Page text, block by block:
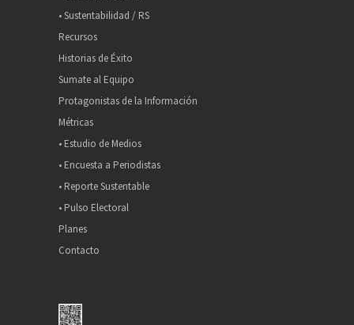
• Sustentabilidad / RS
Recursos
Historias de Éxito
Sumate al Equipo
Protagonistas de la Información
Métricas
• Estudio de Medios
• Encuesta a Periodistas
• Reporte Sustentable
• Pulso Electoral
Planes
Contacto